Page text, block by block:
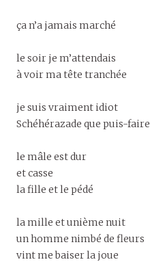
ça n’a jamais marché
le soir je m’attendais
à voir ma tête tranchée
je suis vraiment idiot
Schéhérazade que puis-faire
le mâle est dur
et casse
la fille et le pédé
la mille et unième nuit
un homme nimbé de fleurs
vint me baiser la joue